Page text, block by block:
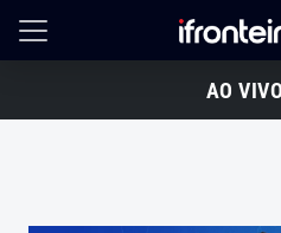
AO VIVO